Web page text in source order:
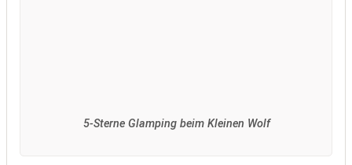
5-Sterne Glamping beim Kleinen Wolf